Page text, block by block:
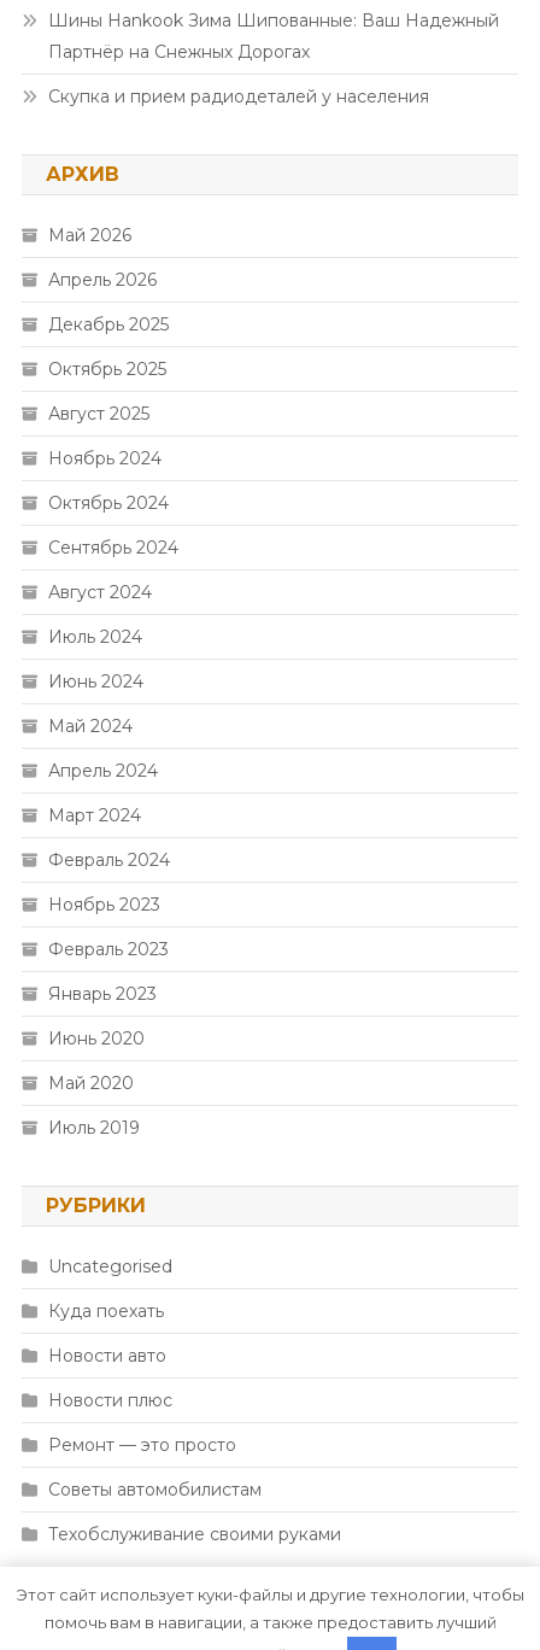
Шины Hankook Зима Шипованные: Ваш Надежный
Партнёр на Снежных Дорогах
Скупка и прием радиодеталей у населения
АРХИВ
Май 2026
Апрель 2026
Декабрь 2025
Октябрь 2025
Август 2025
Ноябрь 2024
Октябрь 2024
Сентябрь 2024
Август 2024
Июль 2024
Июнь 2024
Май 2024
Апрель 2024
Март 2024
Февраль 2024
Ноябрь 2023
Февраль 2023
Январь 2023
Июнь 2020
Май 2020
Июль 2019
РУБРИКИ
Uncategorised
Куда поехать
Новости авто
Новости плюс
Ремонт — это просто
Советы автомобилистам
Техобслуживание своими руками
Этот сайт использует куки-файлы и другие технологии, чтобы
помочь вам в навигации, а также предоставить лучший